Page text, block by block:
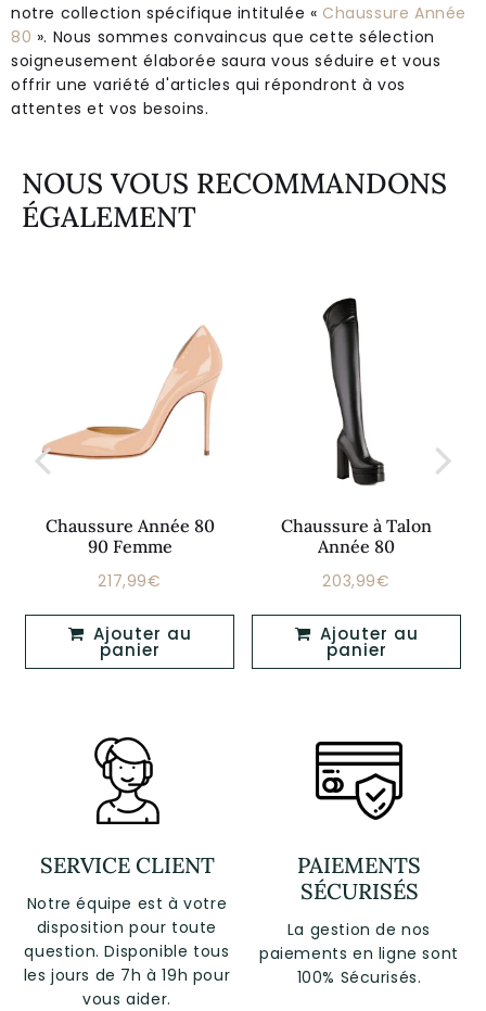
notre collection spécifique intitulée « Chaussure Année
80 ». Nous sommes convaincus que cette sélection
soigneusement élaborée saura vous séduire et vous
offrir une variété d'articles qui répondront à vos
attentes et vos besoins.
NOUS VOUS RECOMMANDONS
ÉGALEMENT
Chaussure Année 80
90 Femme
Prix
217,99€
panier
Chaussure à Talon
Année 80
Prix
203,99€
panier
SERVICE CLIENT
Notre équipe est à votre
disposition pour toute
question. Disponible tous
les jours de 7h à 19h pour
vous aider.
PAIEMENTS
SÉCURISÉS
La gestion de nos
paiements en ligne sont
100% Sécurisés.